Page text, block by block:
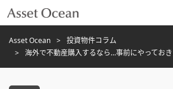
Asset Ocean
投資物件コラム
海外で不動産購入するなら…事前にやってお